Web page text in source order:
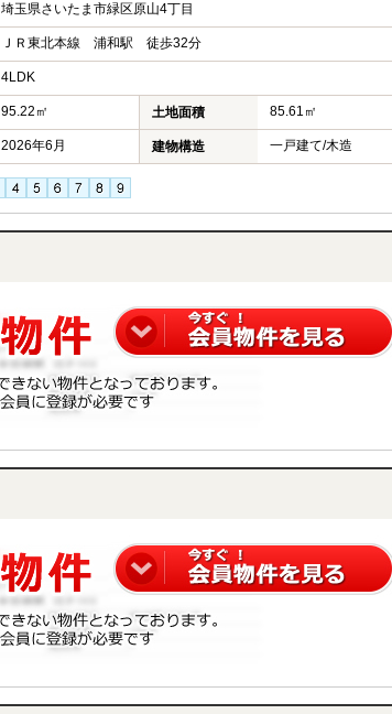
埼玉県さいたま市緑区原山4丁目
ＪＲ東北本線 浦和駅 徒歩32分
4LDK
95.22㎡ 土地面積 85.61㎡
2026年6月 建物構造 一戸建て/木造